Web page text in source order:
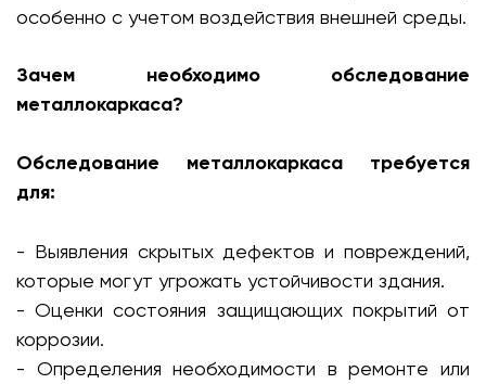
особенно с учетом воздействия внешней среды.
Зачем необходимо обследование
металлокаркаса?
Обследование металлокаркаса требуется
для:
- Выявления скрытых дефектов и повреждений,
которые могут угрожать устойчивости здания.
- Оценки состояния защищающих покрытий от
коррозии.
- Определения необходимости в ремонте или